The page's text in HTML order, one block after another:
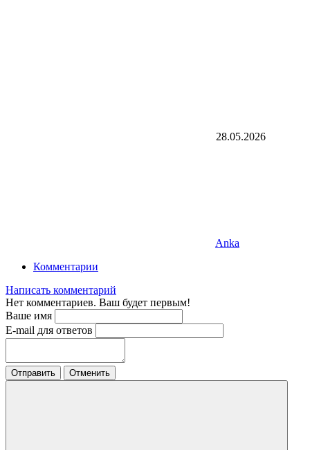
28.05.2026
Anka
Комментарии
Написать комментарий
Нет комментариев. Ваш будет первым!
Ваше имя
E-mail для ответов
Отправить Отменить